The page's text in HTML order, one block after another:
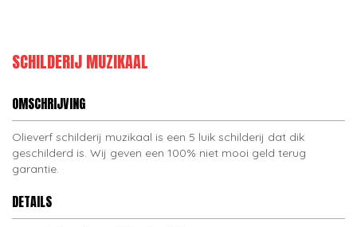
SCHILDERIJ MUZIKAAL
OMSCHRIJVING
Olieverf schilderij muzikaal is een 5 luik schilderij dat dik
geschilderd is. Wij geven een 100% niet mooi geld terug
garantie.
DETAILS